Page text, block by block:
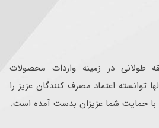
طولانی در زمینه واردات محصولات
توانسته اعتماد مصرف کنندگان عزیز را
با حمایت شما عزیزان بدست آمده است.